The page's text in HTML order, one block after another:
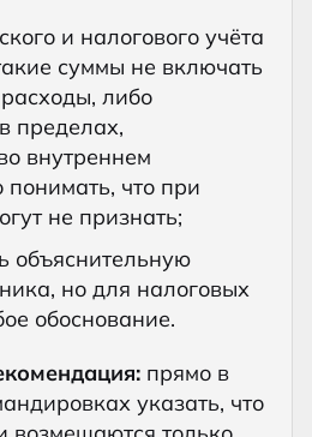
и налогового учёта
суммы не включать
либо
пределах,
внутреннем
что при
не признать;
объяснительную
но для налоговых
обоснование.
прямо в
указать, что